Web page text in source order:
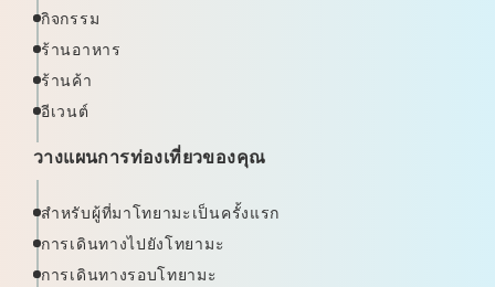
กิจกรรม
ร้านอาหาร
ร้านค้า
อีเวนต์
วางแผนการท่องเที่ยวของคุณ
สำหรับผู้ที่มาโทยามะเป็นครั้งแรก
การเดินทางไปยังโทยามะ
การเดินทางรอบโทยามะ